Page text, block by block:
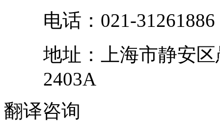
电话： 021-31261886
地址：
上海市静安区
2403A
翻译咨询